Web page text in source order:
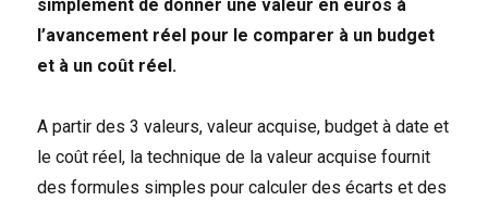
simplement de donner une valeur en euros à
l’avancement réel pour le comparer à un budget
et à un coût réel.
A partir des 3 valeurs, valeur acquise, budget à date et
le coût réel, la technique de la valeur acquise fournit
des formules simples pour calculer des écarts et des